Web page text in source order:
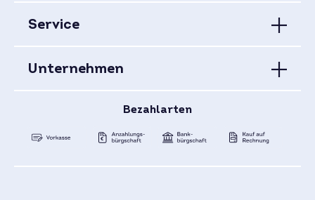
Service
Unternehmen
Bezahlarten